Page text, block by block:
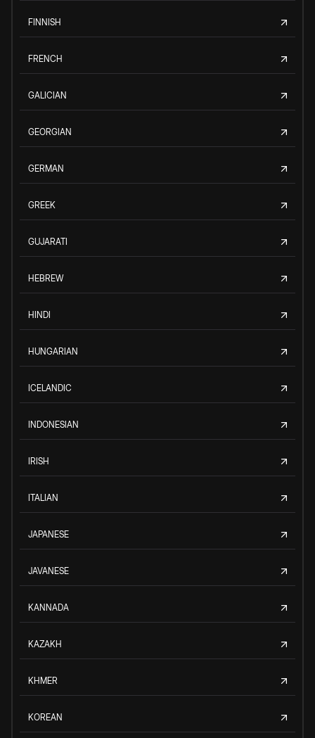
FINNISH
FRENCH
GALICIAN
GEORGIAN
GERMAN
GREEK
GUJARATI
HEBREW
HINDI
HUNGARIAN
ICELANDIC
INDONESIAN
IRISH
ITALIAN
JAPANESE
JAVANESE
KANNADA
KAZAKH
KHMER
KOREAN